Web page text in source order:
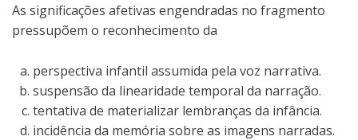
As significações afetivas engendradas no fragmento
pressupõem o reconhecimento da
perspectiva infantil assumida pela voz narrativa.
suspensão da linearidade temporal da narração.
tentativa de materializar lembranças da infância.
incidência da memória sobre as imagens narradas.